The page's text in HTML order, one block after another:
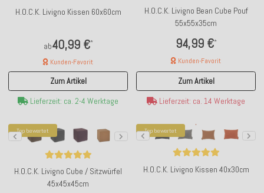
H.O.C.K. Livigno Kissen 60x60cm
ab40,99 €*
Kunden-Favorit
Zum Artikel
Lieferzeit: ca. 2-4 Werktage
H.O.C.K. Livigno Bean Cube Pouf
55x55x35cm
94,99 €*
Kunden-Favorit
Zum Artikel
Lieferzeit: ca. 14 Werktage
Top bewertet
H.O.C.K. Livigno Cube / Sitzwürfel
45x45x45cm
Top bewertet
H.O.C.K. Livigno Kissen 40x30cm